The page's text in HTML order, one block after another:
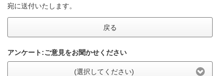
宛に送付いたします。
戻る
アンケート:ご意見をお聞かせください
(選択してください)